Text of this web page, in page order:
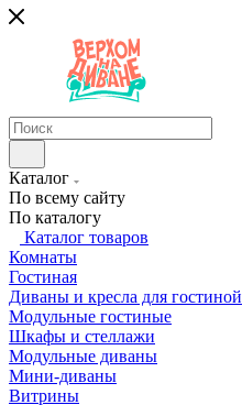
Каталог
По всему сайту
По каталогу
Каталог товаров
Комнаты
Гостиная
Диваны и кресла для гостиной
Модульные гостиные
Шкафы и стеллажи
Модульные диваны
Мини-диваны
Витрины